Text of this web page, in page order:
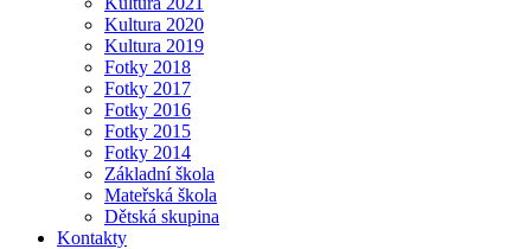
Kultura 2020
Kultura 2019
Fotky 2018
Fotky 2017
Fotky 2016
Fotky 2015
Fotky 2014
Základní škola
Mateřská škola
Dětská skupina
Kontakty